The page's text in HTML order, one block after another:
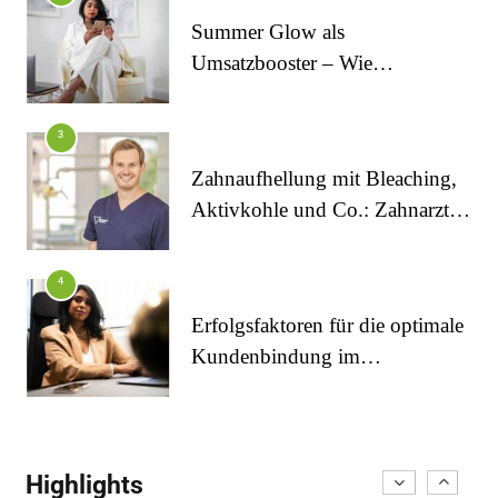
Summer Glow als
Umsatzbooster – Wie
3
Zahnaufhellung mit Bleaching,
Aktivkohle und Co.: Zahnarzt
4
Erfolgsfaktoren für die optimale
Kundenbindung im
Aligner aus dem Onlineshop?
Highlights
FITNESS
Die perfekten Liegestütze
durch CIDESCO Germany akkreditiert